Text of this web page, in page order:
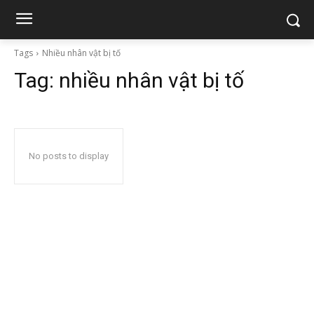
Tags Nhiều nhân vật bị tố
Tag: nhiều nhân vật bị tố
No posts to display